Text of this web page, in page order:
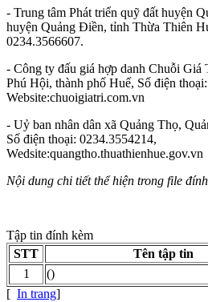
- Trung tâm Phát triển quỹ đất huyện
huyện Quảng Điền, tỉnh Thừa Thiên
0234.3566607.
- Công ty đấu giá hợp danh Chuỗi
Phú Hội, thành phố Huế, Số điện
Website:chuoigiatri.com.vn
- Uỷ ban nhân dân xã Quảng Thọ,
Số điện thoại: 0234.3554214,
Wedsite:quangtho.thuathienhue.gov.vn
Nội dung chi tiết thể hiện trong file
Tập tin đính kèm
STT
Tên tập tin
1
()
[ In trang]